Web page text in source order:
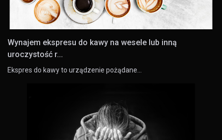
Wynajem ekspresu do kawy na wesele lub inną
uroczystość r...
Ekspres do kawy to urządzenie pożądane…